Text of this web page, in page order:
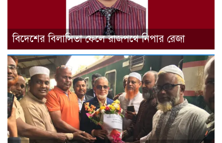
বিদেশের বিলাসিতা ফেলে রাজপথে নিপার রেজা